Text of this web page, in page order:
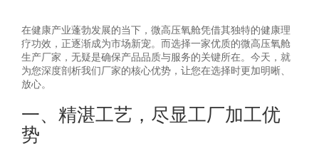
在健康产业蓬勃发展的当下，微高压氧舱凭借其独特的健康理
疗功效，正逐渐成为市场新宠。而选择一家优质的微高压氧舱
生产厂家，无疑是确保产品品质与服务的关键所在。今天，就
为您深度剖析我们厂家的核心优势，让您在选择时更加明晰、
放心。
一、精湛工艺，尽显工厂加工优
势